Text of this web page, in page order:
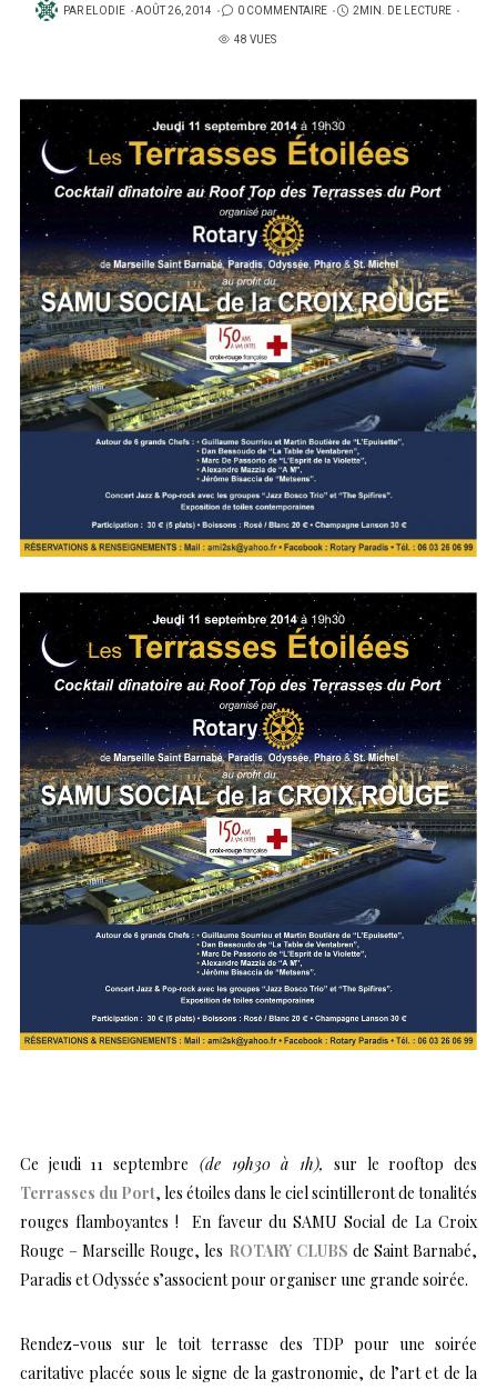
PAR ELODIE
PUBLIÉ
AOÛT 26, 2014 0 COMMENTAIRE
2MIN. DE LECTURE
48 VUES
Ce jeudi 11 septembre (de 19h30 à 1h), sur le rooftop des
Terrasses du Port, les étoiles dans le ciel scintilleront de tonalités
rouges flamboyantes ! En faveur du SAMU Social de La Croix
Rouge – Marseille Rouge, les ROTARY CLUBS de Saint Barnabé,
Paradis et Odyssée s’associent pour organiser une grande soirée.
Rendez-vous sur le toit terrasse des TDP pour une soirée
caritative placée sous le signe de la gastronomie, de l’art et de la